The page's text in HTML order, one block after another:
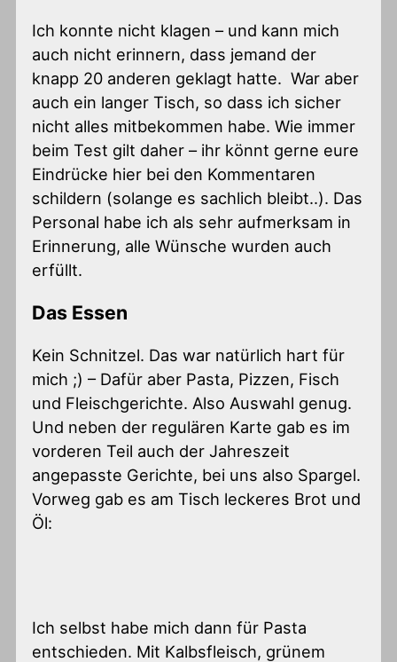
Ich konnte nicht klagen – und kann mich
auch nicht erinnern, dass jemand der
knapp 20 anderen geklagt hatte. War aber
auch ein langer Tisch, so dass ich sicher
nicht alles mitbekommen habe. Wie immer
beim Test gilt daher – ihr könnt gerne eure
Eindrücke hier bei den Kommentaren
schildern (solange es sachlich bleibt..). Das
Personal habe ich als sehr aufmerksam in
Erinnerung, alle Wünsche wurden auch
erfüllt.
Das Essen
Kein Schnitzel. Das war natürlich hart für
mich ;) – Dafür aber Pasta, Pizzen, Fisch
und Fleischgerichte. Also Auswahl genug.
Und neben der regulären Karte gab es im
vorderen Teil auch der Jahreszeit
angepasste Gerichte, bei uns also Spargel.
Vorweg gab es am Tisch leckeres Brot und
Öl:
Ich selbst habe mich dann für Pasta
entschieden. Mit Kalbsfleisch, grünem